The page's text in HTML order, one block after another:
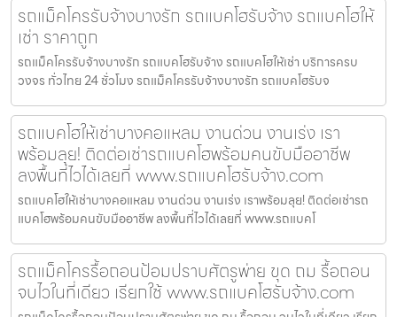
รถแม็คโครรับจ้างบางรัก รถแบคโฮรับจ้าง รถแบคโฮให้
เช่า ราคาถูก
รถแม็คโครรับจ้างบางรัก รถแบคโฮรับจ้าง รถแบคโฮให้เช่า บริการครบ
วงจร ทั่วไทย 24 ชั่วโมง รถแม็คโครรับจ้างบางรัก รถแบคโฮรับจ
รถแบคโฮให้เช่าบางคอแหลม งานด่วน งานเร่ง เรา
พร้อมลุย! ติดต่อเช่ารถแบคโฮพร้อมคนขับมืออาชีพ
ลงพื้นที่ไวได้เลยที่ www.รถแบคโฮรับจ้าง.com
รถแบคโฮให้เช่าบางคอแหลม งานด่วน งานเร่ง เราพร้อมลุย! ติดต่อเช่ารถ
แบคโฮพร้อมคนขับมืออาชีพ ลงพื้นที่ไวได้เลยที่ www.รถแบคโ
รถแม็คโครรื้อถอนป้อมปราบศัตรูพ่าย ขุด ถม รื้อถอน
จบไวในที่เดียว เรียกใช้ www.รถแบคโฮรับจ้าง.com